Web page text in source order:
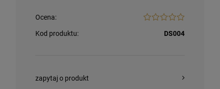
Ocena:
Kod produktu: DS004
zapytaj o produkt